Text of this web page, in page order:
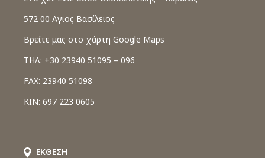
572 00 Αγιος Βασίλειος
Βρείτε μας στο χάρτη Google Maps
ΤΗΛ: +30 23940 51095 – 096
FAX: 23940 51098
ΚΙΝ: 697 223 0605
ΕΚΘΕΣΗ